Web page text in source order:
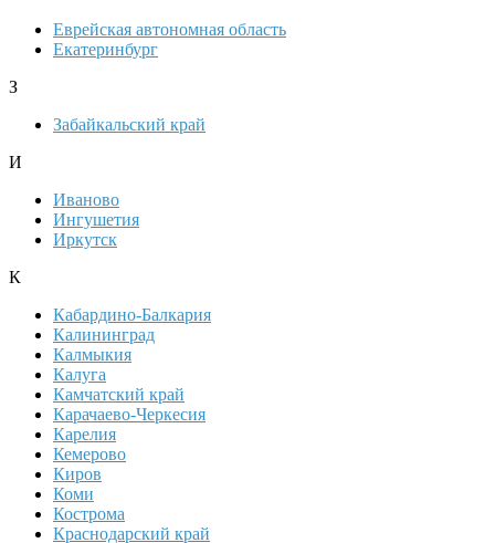
Еврейская автономная область
Екатеринбург
З
Забайкальский край
И
Иваново
Ингушетия
Иркутск
К
Кабардино-Балкария
Калининград
Калмыкия
Калуга
Камчатский край
Карачаево-Черкесия
Карелия
Кемерово
Киров
Коми
Кострома
Краснодарский край